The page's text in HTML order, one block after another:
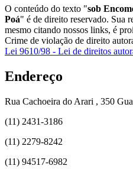
O conteúdo do texto "sob
Poá" é de direito reservado. Sua
mesmo citando nossos links, é
Crime de violação de direito
Lei 9610/98 - Lei de direitos
Endereço
Rua Cachoeira do Arari , 350
(11) 2431-3186
(11) 2279-8242
(11) 94517-6982